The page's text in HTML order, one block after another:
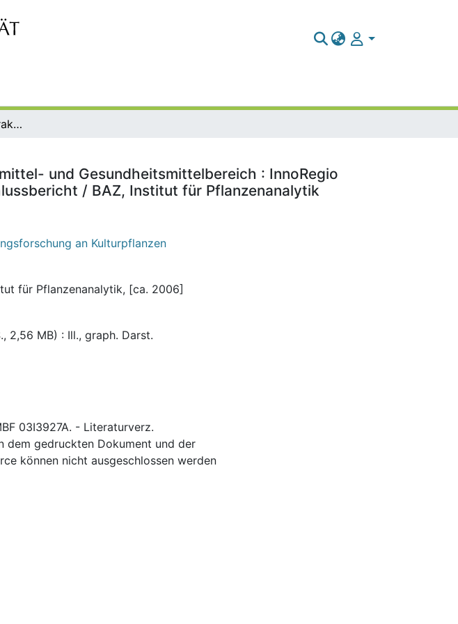
Neuartige Allium-Extrakte für die Verwendung im Lebensmittel- und Gesundheitsmittelbereich : InnoRegio Rephyna-Verbundprojekt ; Teilprojekt I (Analytik) ; Abschlussbericht / BAZ, Institut für Pflanzenanalytik
und Gesundheitsmittelbereich : InnoRegio
/ BAZ, Institut für Pflanzenanalytik
an Kulturpflanzen
für Pflanzenanalytik, [ca. 2006]
2,56 MB) : Ill., graph. Darst.
03I3927A. - Literaturverz.
dem gedruckten Dokument und der
können nicht ausgeschlossen werden